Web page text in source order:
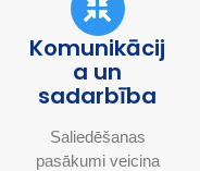
Komunikācij
a un
sadarbība
Saliedēšanas
pasākumi veicina